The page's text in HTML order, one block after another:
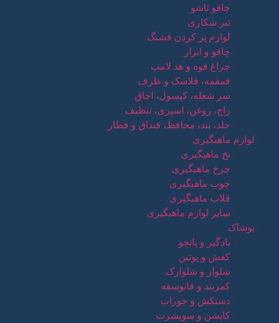
چاقو تاشو
تبر شکاری
لوازم پر کردن فشنگ
چاقو و ابزار
چراغ قوه و هد لامپ
قمقمه، فلاسک و ظرف
سر شعله، کپسول، اجاق
زاج، روغن، اسپری، تنظیف
جلد، بند، محافظ، قنداق و قطار
لوازم ماهیگیری
نخ ماهیگیری
چرخ ماهیگیری
چوب ماهیگیری
قلاب ماهیگیری
سایر لوازم ماهیگیری
پوشاک
بادگیر و پانچو
کفش و پوتین
شلوار و شلوارک
کمربند و فانوسقه
دستکش و جوراب
کاپشن و سویشرت